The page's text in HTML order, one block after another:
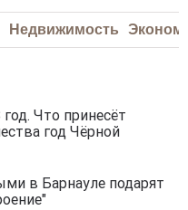
Недвижимость
Что принесёт
год Чёрной
в Барнауле подарят